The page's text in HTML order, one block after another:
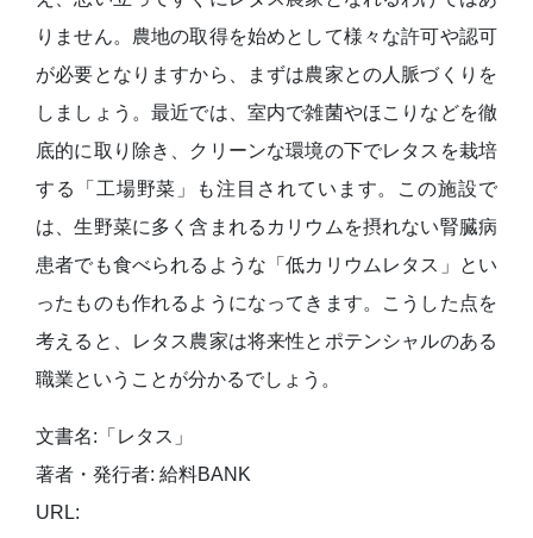
りません。農地の取得を始めとして様々な許可や認可
が必要となりますから、まずは農家との人脈づくりを
しましょう。最近では、室内で雑菌やほこりなどを徹
底的に取り除き、クリーンな環境の下でレタスを栽培
する「工場野菜」も注目されています。この施設で
は、生野菜に多く含まれるカリウムを摂れない腎臓病
患者でも食べられるような「低カリウムレタス」とい
ったものも作れるようになってきます。こうした点を
考えると、レタス農家は将来性とポテンシャルのある
職業ということが分かるでしょう。
文書名:「レタス」
著者・発行者: 給料BANK
URL: